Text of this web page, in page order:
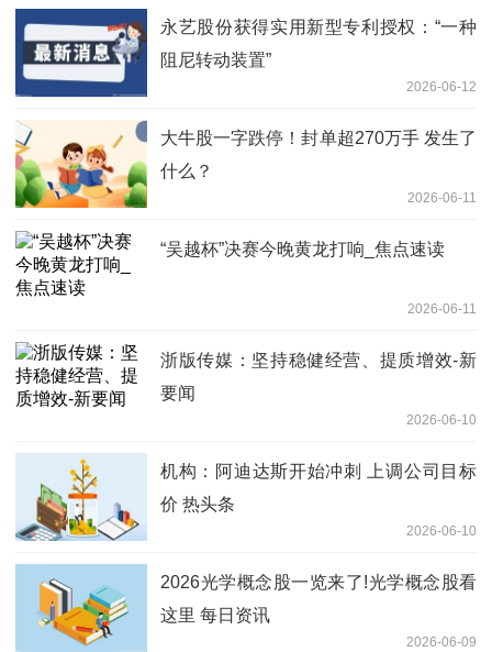
永艺股份获得实用新型专利授权：“一种
阻尼转动装置”
2026-06-12
大牛股一字跌停！封单超270万手 发生了
什么？
2026-06-11
“吴越杯”决赛今晚黄龙打响_焦点速读
2026-06-11
浙版传媒：坚持稳健经营、提质增效-新
要闻
2026-06-10
机构：阿迪达斯开始冲刺 上调公司目标
价 热头条
2026-06-10
2026光学概念股一览来了!光学概念股看
这里 每日资讯
2026-06-09